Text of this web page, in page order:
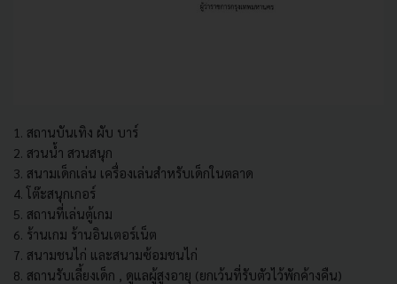
1. สถานบันเทิง ผับ บาร์
2. สวนน้ำ สวนสนุก
3. สนามเด็กเล่น เครื่องเล่นสำหรับเด็กในตลาด
4. โต๊ะสนุกเกอร์
5. สถานที่เล่นตู้เกม
6. ร้านเกม ร้านอินเตอร์เน็ต
7. สนามชนไก่ และสนามซ้อมชนไก่
8. สถานรับเลี้ยงเด็ก , ดูแลผู้สูงอายุ (ยกเว้นที่รับตัวไว้พักค้างคืน)